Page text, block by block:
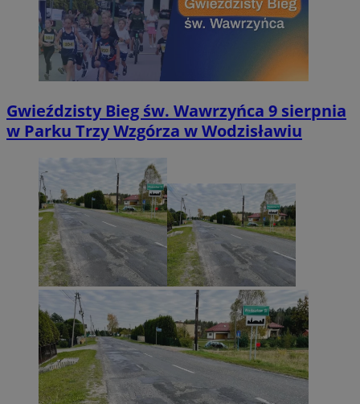
Gwieździsty Bieg św. Wawrzyńca 9 sierpnia
w Parku Trzy Wzgórza w Wodzisławiu